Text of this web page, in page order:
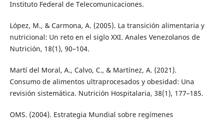
Instituto Federal de Telecomunicaciones.
López, M., & Carmona, A. (2005). La transición alimentaria y
nutricional: Un reto en el siglo XXI. Anales Venezolanos de
Nutrición, 18(1), 90–104.
Martí del Moral, A., Calvo, C., & Martínez, A. (2021).
Consumo de alimentos ultraprocesados y obesidad: Una
revisión sistemática. Nutrición Hospitalaria, 38(1), 177–185.
OMS. (2004). Estrategia Mundial sobre regímenes